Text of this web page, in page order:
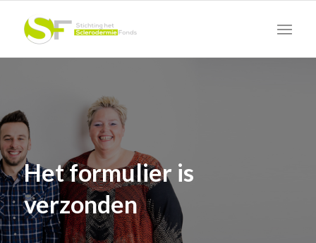
Het formulier is
verzonden